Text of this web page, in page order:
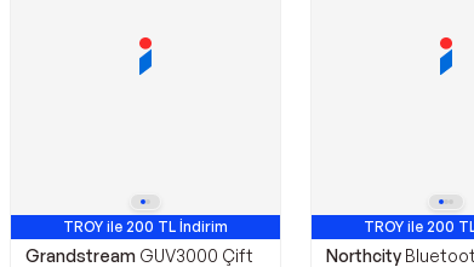
TROY ile 200 TL İndirim
Grandstream GUV3000 Çift
TROY ile 200
Northcity